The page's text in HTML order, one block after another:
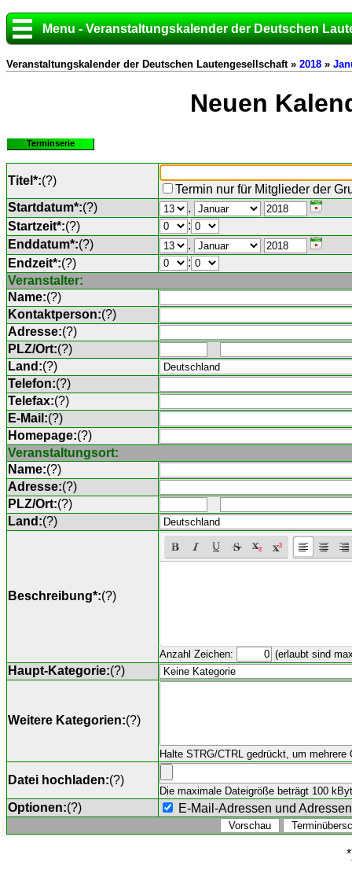
Menu - Veranstaltungskalender der Deutschen
Veranstaltungskalender der Deutschen Lautengesellschaft » 2018 »
Neuen
Terminserie
Titel*:(?)
Termin nur für Mitglieder der
Startdatum*:(?)
.
Startzeit*:(?)
:
Enddatum*:(?)
.
Endzeit*:(?)
:
Veranstalter:
Name:(?)
Kontaktperson:(?)
Adresse:(?)
PLZ/Ort:(?)
Land:(?)
Telefon:(?)
Telefax:(?)
E-Mail:(?)
Homepage:(?)
Veranstaltungsort:
Name:(?)
Adresse:(?)
PLZ/Ort:(?)
Land:(?)
Beschreibung*:(?)
Anzahl Zeichen: (erlaubt sind
Haupt-Kategorie:(?)
Weitere Kategorien:(?)
Halte STRG/CTRL gedrückt, um mehrere
Datei hochladen:(?)
Die maximale Dateigröße beträgt 100
Optionen:(?) E-Mail-Adressen und